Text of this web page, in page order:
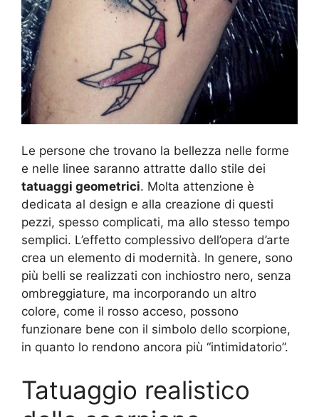
Le persone che trovano la bellezza nelle forme
e nelle linee saranno attratte dallo stile dei
tatuaggi geometrici. Molta attenzione è
dedicata al design e alla creazione di questi
pezzi, spesso complicati, ma allo stesso tempo
semplici. L’effetto complessivo dell’opera d’arte
crea un elemento di modernità. In genere, sono
più belli se realizzati con inchiostro nero, senza
ombreggiature, ma incorporando un altro
colore, come il rosso acceso, possono
funzionare bene con il simbolo dello scorpione,
in quanto lo rendono ancora più “intimidatorio”.
Tatuaggio realistico